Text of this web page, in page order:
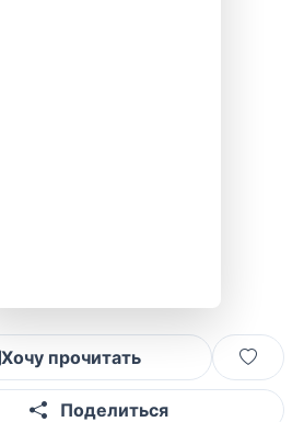
Хочу прочитать
Поделиться